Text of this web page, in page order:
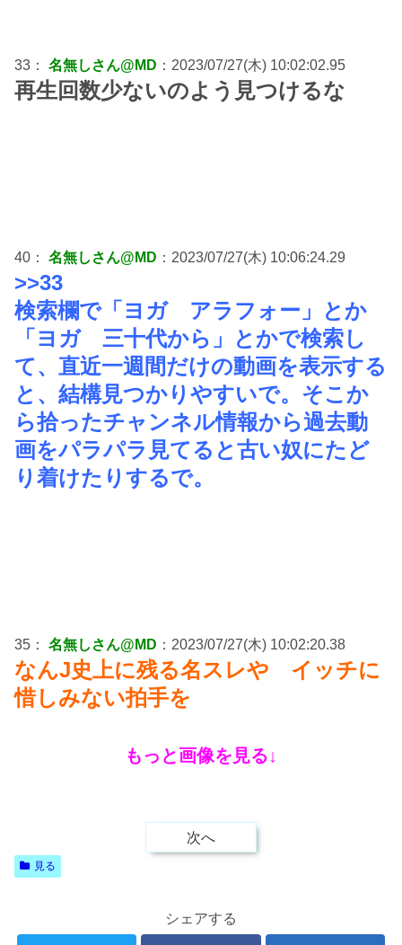
33： 名無しさん@MD ：2023/07/27(木) 10:02:02.95
再生回数少ないのよう見つけるな
40： 名無しさん@MD ：2023/07/27(木) 10:06:24.29
>>33
検索欄で「ヨガ アラフォー」とか
「ヨガ 三十代から」とかで検索し
て、直近一週間だけの動画を表示する
と、結構見つかりやすいで。そこか
ら拾ったチャンネル情報から過去動
画をパラパラ見てると古い奴にたど
り着けたりするで。
35： 名無しさん@MD ：2023/07/27(木) 10:02:20.38
なんJ史上に残る名スレや イッチに
惜しみない拍手を
もっと画像を見る↓
次へ
見る
シェアする